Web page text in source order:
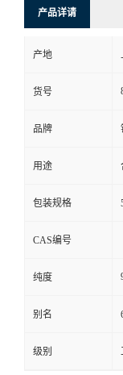
产品详请
产地
货号
品牌
用途
包装规格
CAS编号
纯度
别名
级别